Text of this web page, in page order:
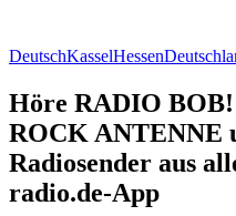
DeutschKasselHessen
Höre RADIO BOB!
ROCK ANTENNE
Radiosender aus
radio.de-App